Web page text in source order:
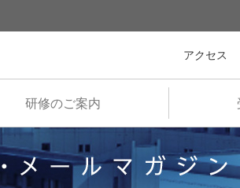
研修のご案内
アクセス